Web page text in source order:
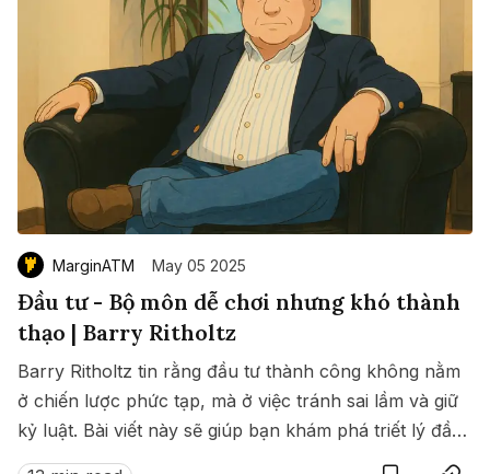
MarginATM May 05 2025
Đầu tư - Bộ môn dễ chơi nhưng khó thành
thạo | Barry Ritholtz
Barry Ritholtz tin rằng đầu tư thành công không nằm
ở chiến lược phức tạp, mà ở việc tránh sai lầm và giữ
kỷ luật. Bài viết này sẽ giúp bạn khám phá triết lý đầu
tư đơn giản nhưng sâu sắc của ông giữa thế giới tài
Save Copy link